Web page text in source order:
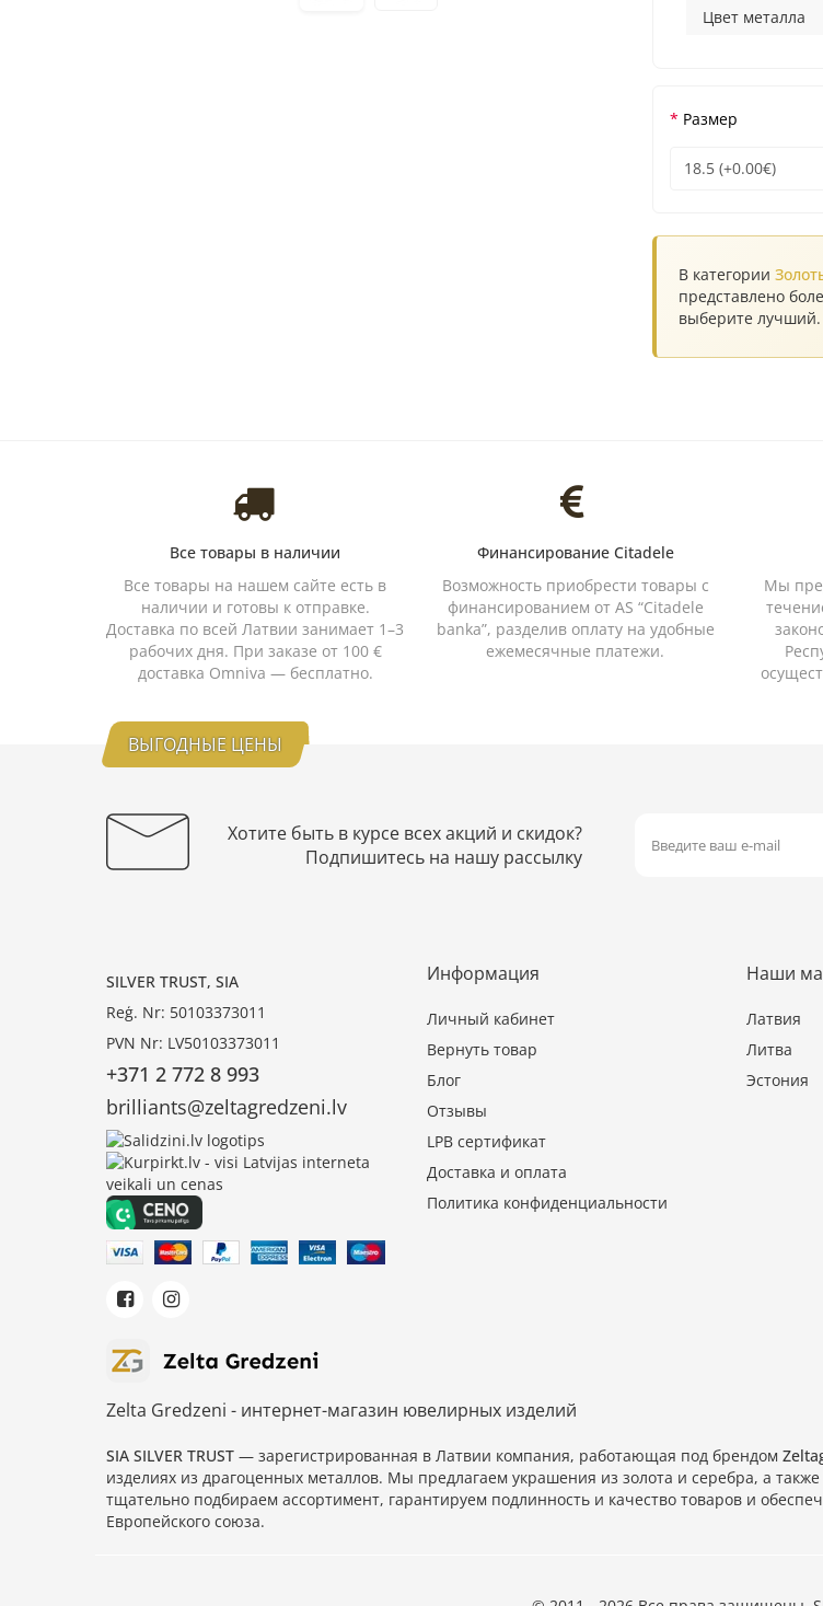
Цвет металла
Размер
В категории
представлено
выберите лучший.
Все товары в наличии
Все товары на нашем сайте есть в
наличии и готовы к отправке.
Доставка по всей Латвии занимает 1–3
рабочих дня. При заказе от 100 €
доставка Omniva — бесплатно.
Финансирование Citadele
Возможность приобрести товары с
финансированием от AS “Citadele
banka”, разделив оплату на удобные
ежемесячные платежи.
Мы
ВЫГОДНЫЕ ЦЕНЫ
Хотите быть в курсе всех акций и скидок?
Подпишитесь на нашу рассылку
SILVER TRUST, SIA
Reģ. Nr: 50103373011
PVN Nr: LV50103373011
+371 2 772 8 993
brilliants@zeltagredzeni.lv
Информация
Личный кабинет
Вернуть товар
Блог
Отзывы
LPB сертификат
Доставка и оплата
Политика конфиденциальности
Наши
Латвия
Литва
Эстония
Zelta Gredzeni - интернет-магазин ювелирных изделий
SIA SILVER TRUST — зарегистрированная в Латвии компания, работающая под брендом
изделиях из драгоценных металлов. Мы предлагаем украшения из золота и серебра, а
тщательно подбираем ассортимент, гарантируем подлинность и качество товаров и
Европейского союза.